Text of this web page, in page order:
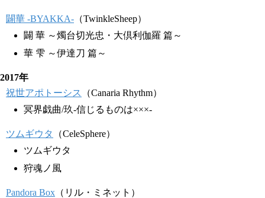
闢華 -BYAKKA- （TwinkleSheep）
闢 華 ～燭台切光忠・大倶利伽羅 篇～
華 雫 ～伊達刀 篇～
2017年
祝世アポトーシス
（Canaria Rhythm）
冥界戯曲/玖-信じるものは×××-
ツムギウタ
（CeleSphere）
ツムギウタ
狩魂ノ風
Pandora Box （リル・ミネット）